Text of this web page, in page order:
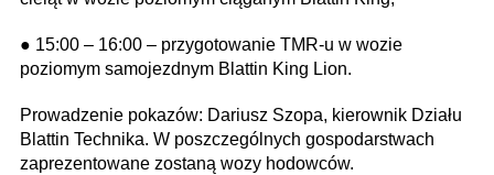
● 15:00 – 16:00 – przygotowanie TMR-u w wozie
poziomym samojezdnym Blattin King Lion.
Prowadzenie pokazów: Dariusz Szopa, kierownik Działu
Blattin Technika. W poszczególnych gospodarstwach
zaprezentowane zostaną wozy hodowców.